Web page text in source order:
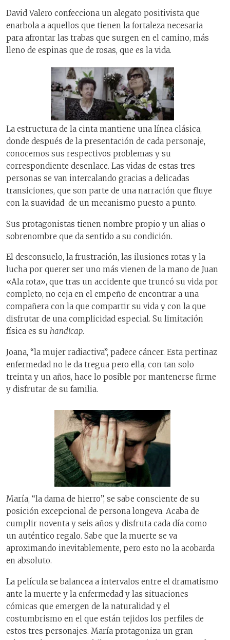
David Valero confecciona un alegato positivista que
enarbola a aquellos que tienen la fortaleza necesaria
para afrontar las trabas que surgen en el camino, más
lleno de espinas que de rosas, que es la vida.
La estructura de la cinta mantiene una línea clásica,
donde después de la presentación de cada personaje,
conocemos sus respectivos problemas y su
correspondiente desenlace. Las vidas de estas tres
personas se van intercalando gracias a delicadas
transiciones, que son parte de una narración que fluye
con la suavidad de un mecanismo puesto a punto.
Sus protagonistas tienen nombre propio y un alias o
sobrenombre que da sentido a su condición.
El desconsuelo, la frustración, las ilusiones rotas y la
lucha por querer ser uno más vienen de la mano de Juan
«Ala rota», que tras un accidente que truncó su vida por
completo, no ceja en el empeño de encontrar a una
compañera con la que compartir su vida y con la que
disfrutar de una complicidad especial. Su limitación
física es su handicap.
Joana, “la mujer radiactiva”, padece cáncer. Esta pertinaz
enfermedad no le da tregua pero ella, con tan solo
treinta y un años, hace lo posible por mantenerse firme
y disfrutar de su familia.
María, “la dama de hierro”, se sabe consciente de su
posición excepcional de persona longeva. Acaba de
cumplir noventa y seis años y disfruta cada día como
un auténtico regalo. Sabe que la muerte se va
aproximando inevitablemente, pero esto no la acobarda
en absoluto.
La película se balancea a intervalos entre el dramatismo
ante la muerte y la enfermedad y las situaciones
cómicas que emergen de la naturalidad y el
costumbrismo en el que están tejidos los perfiles de
estos tres personajes. María protagoniza un gran